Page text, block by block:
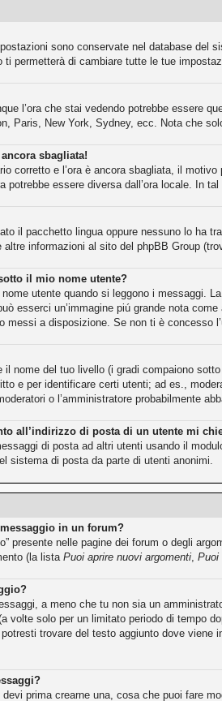
sono conservate nel database del
permetterà di cambiare tutte le tue
l’ora che stai vedendo potrebbe
Paris, New York, Sydney, ecc. Nota che
sbagliata!
corretto e l’ora è ancora sbagliata, il
potrebbe essere diversa dall’ora locale. In
il pacchetto lingua oppure nessuno lo
informazioni al sito del phpBB Group
il mio nome utente?
utente quando si leggono i messaggi.
esserci un’immagine piú grande nota
a disposizione. Se non ti è concesso
il nome del tuo livello (i gradi compaiono
e per identificare certi utenti; ad es.,
o l’amministratore probabilmente
all’indirizzo di posta di un utente mi
di posta ad altri utenti usando il
sistema di posta da parte di utenti anonimi.
in un forum?
presente nelle pagine dei forum o degli
(la listaPuoi aprire nuovi argomenti,Puoi
a meno che tu non sia un
volte solo per un limitato periodo di tempo
trovare del testo aggiunto dove
prima crearne una, cosa che puoi fare